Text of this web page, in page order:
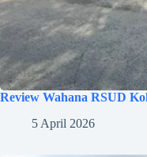
Review Wahana RSUD
5 April 2026